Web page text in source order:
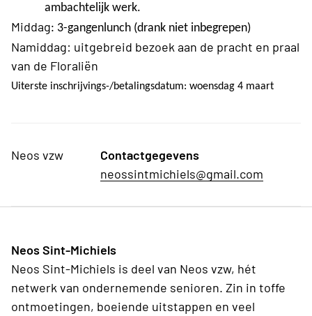
ambachtelijk werk.
Middag: 3-gangenlunch (drank niet inbegrepen)
Namiddag: uitgebreid bezoek aan de pracht en praal
van de Floraliën
Uiterste inschrijvings-/betalingsdatum: woensdag 4 maart
Neos vzw
Contactgegevens
neossintmichiels@gmail.com
Neos Sint-Michiels
Neos Sint-Michiels is deel van Neos vzw, hét
netwerk van ondernemende senioren. Zin in toffe
ontmoetingen, boeiende uitstappen en veel